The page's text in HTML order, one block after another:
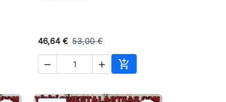
al carrello
46,64 € 53,00 €
  
Aggiungi al carrello